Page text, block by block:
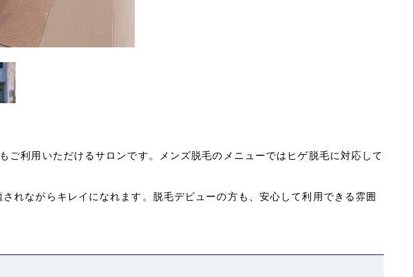
利用いただけるサロンです。メンズ脱毛のメニューではヒゲ脱毛に対応して
れながらキレイになれます。脱毛デビューの方も、安心して利用できる雰囲